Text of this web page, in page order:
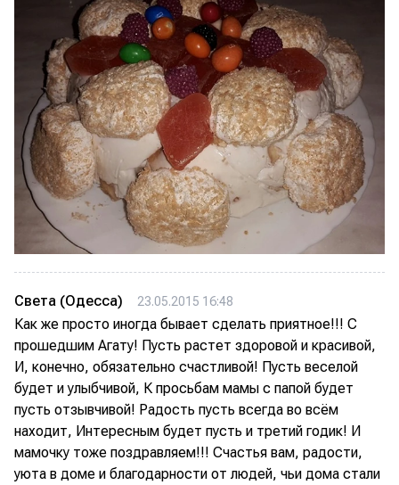
Света (Одесса) 23.05.2015 16:48
Как же просто иногда бывает сделать приятное!!! С
прошедшим Агату! Пусть растет здоровой и красивой,
И, конечно, обязательно счастливой! Пусть веселой
будет и улыбчивой, К просьбам мамы с папой будет
пусть отзывчивой! Радость пусть всегда во всём
находит, Интересным будет пусть и третий годик! И
мамочку тоже поздравляем!!! Счастья вам, радости,
уюта в доме и благодарности от людей, чьи дома стали